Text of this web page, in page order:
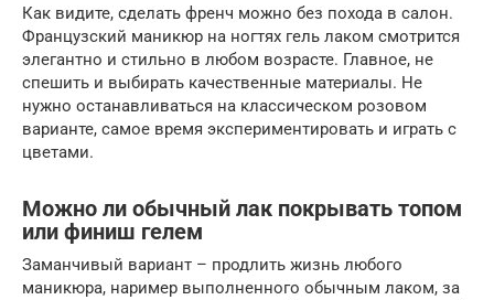
Как видите, сделать френч можно без похода в салон.
Французский маникюр на ногтях гель лаком смотрится
элегантно и стильно в любом возрасте. Главное, не
спешить и выбирать качественные материалы. Не
нужно останавливаться на классическом розовом
варианте, самое время экспериментировать и играть с
цветами.
Можно ли обычный лак покрывать топом
или финиш гелем
Заманчивый вариант – продлить жизнь любого
маникюра, наример выполненного обычным лаком, за